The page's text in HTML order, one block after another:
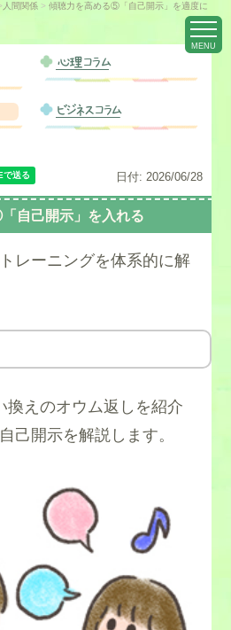
MENU
人間関係 > 傾聴力を高める⑤「自己開示」を適度に
心理コラム
ビジネスコラム
日付: 2026/06/28
自己開示」を入れる
レーニングを体系的に解
換えのオウム返しを紹介
己開示を解説します。